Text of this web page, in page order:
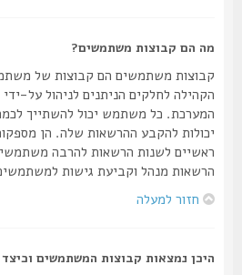
מה הם קבוצות משתמשים?
קבוצות משתמשים הם קבוצות של
הקהילה לחלקים הניתנים לניהול על-ידי
המערכת. כל משתמש יכול להשתייך לכמה
יכולות להקבע ההרשאות שלה. הן מספקות
ראשיים לשנות הרשאות להרבה משתמשים
הרשאות מנהל וקביעת גישות למשתמשים
חזור למעלה
היכן נמצאות קבוצות המשתמשים וכיצד